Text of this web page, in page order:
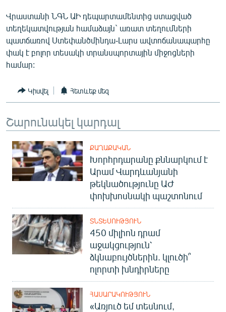
ՓՈԴՔԱՍԹ
Հայերեն
English
«Ազատության» բոլոր կայքերը
Վրաստանի ՆԳՆ ԱԻ դեպարտամենտից ստացված
տեղեկատվության համաձայն` առատ տեղումների
պատճառով Ստեփանծմինդա-Լարս ավտոճանապարհը
փակ է բոլոր տեսակի տրանսպորտային միջոցների
համար:
Կիսվել Հետևեք մեզ
Շարունակել կարդալ
ՔԱՂԱՔԱԿԱՆ
Խորհրդարանը քննարկում է
Արամ Վարդևանյանի
թեկնածությունը ԱԺ
փոխխոսնակի պաշտոնում
ՏՆՏԵՍՈՒԹՅՈՒՆ
450 միլիոն դրամ
աջակցություն՝
ձկնաբույծներին. կլուծի՞
ոլորտի խնդիրները
ՀԱՍԱՐԱԿՈՒԹՅՈՒՆ
«Առյուծ եմ տեսնում,